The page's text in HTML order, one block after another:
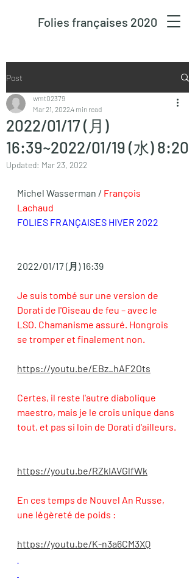
Folies françaises 2020
Post
2022/01/17 (月)
16:39~2022/01/19 (水) 8:20
wmt02379
Mar 21, 20224 min read
Updated: Mar 23, 2022
Michel Wasserman / François
Lachaud
FOLIES FRANÇAISES HIVER 2022
2022/01/17 (月) 16:39
Je suis tombé sur une version de
Dorati de l'Oiseau de feu – avec le
LSO. Chamanisme assuré. Hongrois
se tromper et finalement non.
https://youtu.be/EBz_hAF2Ots
Certes, il reste l'autre diabolique
maestro, mais je le crois unique dans
tout, et pas si loin de Dorati d'ailleurs.
https://youtu.be/RZkIAVGlfWk
En ces temps de Nouvel An Russe,
une légèreté de poids :
https://youtu.be/K-n3a6CM3XQ